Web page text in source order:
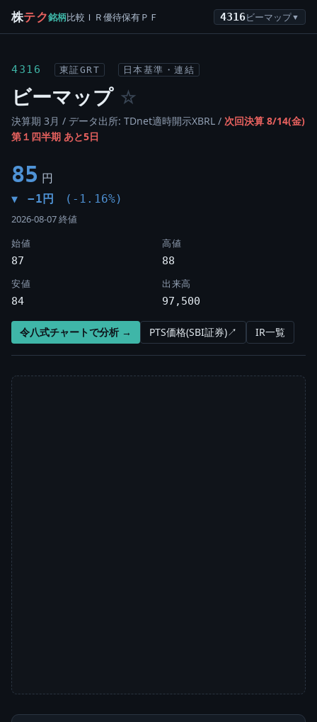
株テク銘柄比較 ＩＲ優待保有ＰＦ 4316ビーマップ▼
4316 東証GRT 日本基準・連結
ビーマップ ☆
決算期 3月 / データ出所: TDnet適時開示XBRL / 次回決算 8/14(金)
第１四半期 あと5日
85 円
▼ −1円 (-1.16%)
2026-08-07 終値
始値
87
高値
88
安値
84
出来高
97,500
令八式チャートで分析 → PTS価格(SBI証券)↗ IR一覧